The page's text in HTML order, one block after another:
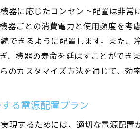
柔軟性と拡張性を持
成功する飲食店の事
未来のニーズに応え
大阪市独自の試みが
器に応じたコンセント配置は非
器ごとの消費電力と使用頻度を
できるように配置します。また
、機器の寿命を延ばすことがで
のカスタマイズ方法を通じて、効
る電源配置プラン
現するためには、適切な電源配置